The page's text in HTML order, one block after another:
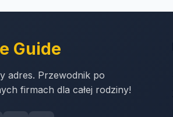
Guide
adres. Przewodnik po
firmach dla całej rodziny!